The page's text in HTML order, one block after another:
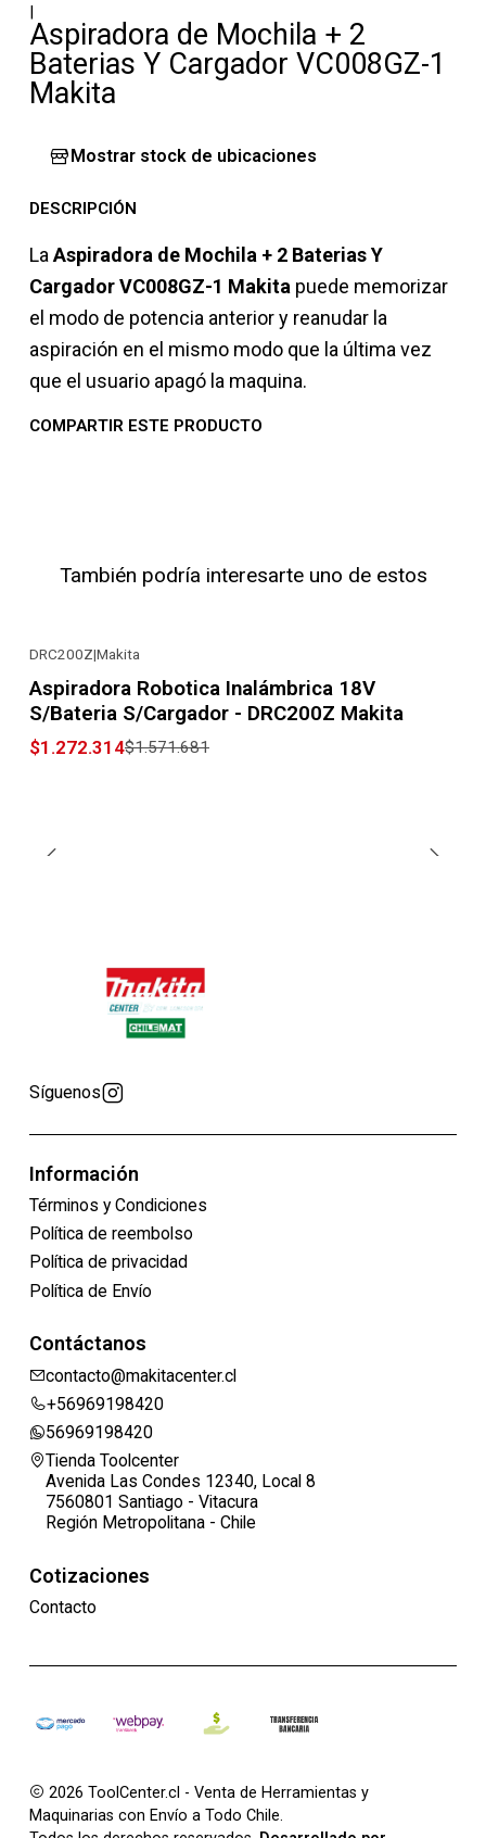
|
Aspiradora de Mochila + 2
Baterias Y Cargador VC008GZ-1
Makita
Mostrar stock de ubicaciones
DESCRIPCIÓN
La Aspiradora de Mochila + 2 Baterias Y
Cargador VC008GZ-1 Makita puede memorizar
el modo de potencia anterior y reanudar la
aspiración en el mismo modo que la última vez
que el usuario apagó la maquina.
COMPARTIR ESTE PRODUCTO
También podría interesarte uno de estos
DRC200Z|Makita
Aspiradora Robotica Inalámbrica 18V
S/Bateria S/Cargador - DRC200Z Makita
$1.272.314$1.571.681
Síguenos
Información
Términos y Condiciones
Política de reembolso
Política de privacidad
Política de Envío
Contáctanos
contacto@makitacenter.cl
+56969198420
56969198420
Tienda Toolcenter
Avenida Las Condes 12340, Local 8
7560801 Santiago - Vitacura
Región Metropolitana - Chile
Cotizaciones
Contacto
2026 ToolCenter.cl - Venta de Herramientas y
Maquinarias con Envío a Todo Chile.